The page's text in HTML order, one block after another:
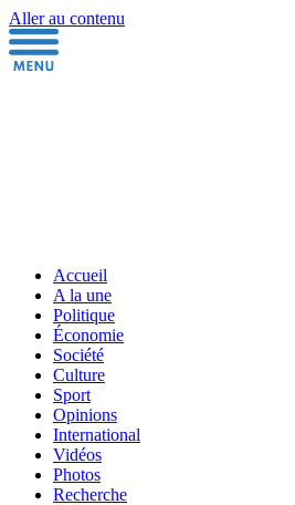
Aller au contenu
Accueil
A la une
Politique
Économie
Société
Culture
Sport
Opinions
International
Vidéos
Photos
Recherche